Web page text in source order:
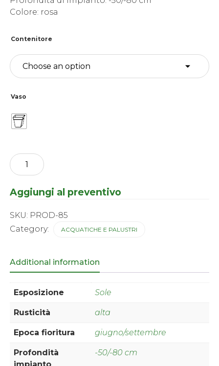
Colore: rosa
Contenitore
Vaso
Nymphaea
rustica
-Aggiungi al preventivo
SKU: PROD-85
Category:
ACQUATICHE E PALUSTRI
Additional information
Esposizione Sole
Rusticità alta
Epoca fioritura giugno/settembre
Profondità
-50/-80 cm